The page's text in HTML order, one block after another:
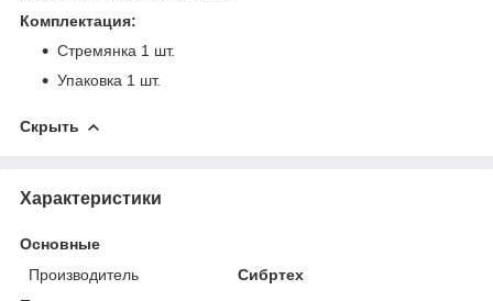
Комплектация:
Стремянка 1 шт.
Упаковка 1 шт.
Скрыть
Характеристики
Основные
Производитель
Сибртех